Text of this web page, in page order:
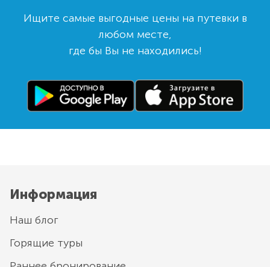
Ищите самые выгодные цены на путевки в
любом месте,
где бы Вы не находились!
Информация
Наш блог
Горящие туры